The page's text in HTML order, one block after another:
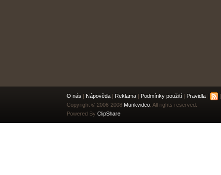
O nás | Nápověda | Reklama | Podmínky použití | Pravidla |
Copyright © 2006-2008 Munkvideo . All rights reserved.
Powered By ClipShare